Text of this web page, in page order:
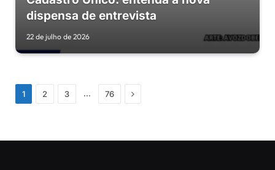
dispensa de entrevista
22 de julho de 2026
1 2 3 … 76 Próximo